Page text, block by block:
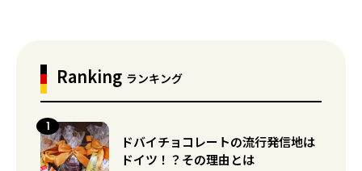
Ranking ランキング
ドバイチョコレートの流行発信地は
ドイツ！？その理由とは